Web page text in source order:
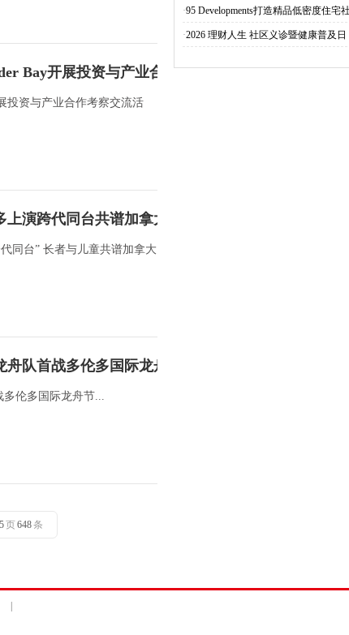
Bay开展投资与产业合作考
投资与产业合作考察交流活
演跨代同台共谱加拿大多元
同台” 长者与儿童共谱加拿大
队首战多伦多国际龙舟节
伦多国际龙舟节...
页648条
·95 Developments打造精品低密度住宅
·2026 理财人生 社区义诊暨健康普及日